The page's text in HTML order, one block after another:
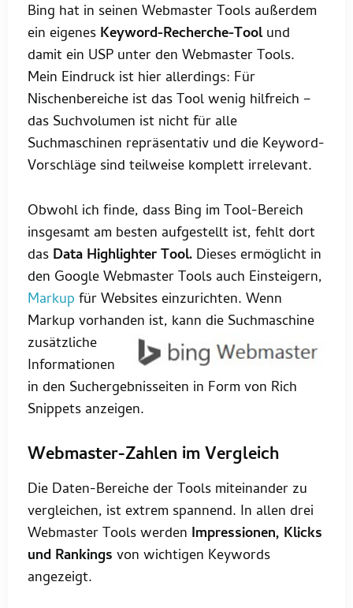
Bing hat in seinen Webmaster Tools außerdem
ein eigenes Keyword-Recherche-Toolund
damit ein USP unter den Webmaster Tools.
Mein Eindruck ist hier allerdings: Für
Nischenbereiche ist das Tool wenig hilfreich –
das Suchvolumen ist nicht für alle
Suchmaschinen repräsentativ und die Keyword-
Vorschläge sind teilweise komplett irrelevant.
Obwohl ich finde, dass Bing im Tool-Bereich
insgesamt am besten aufgestellt ist, fehlt dort
das Data Highlighter Tool. Dieses ermöglicht in
den Google Webmaster Tools auch Einsteigern,
Markup für Websites einzurichten. Wenn
Markup vorhanden ist, kann die Suchmaschine
zusätzliche
Informationen
in den Suchergebnisseiten in Form von Rich
Snippets anzeigen.
Webmaster-Zahlen im Vergleich
Die Daten-Bereiche der Tools miteinander zu
vergleichen, ist extrem spannend. In allen drei
Webmaster Tools werden Impressionen, Klicks
und Rankings von wichtigen Keywords
angezeigt.